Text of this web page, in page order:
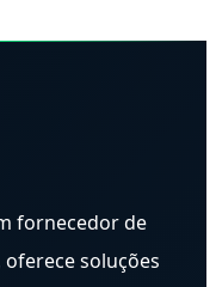
fornecedor de
oferece soluções